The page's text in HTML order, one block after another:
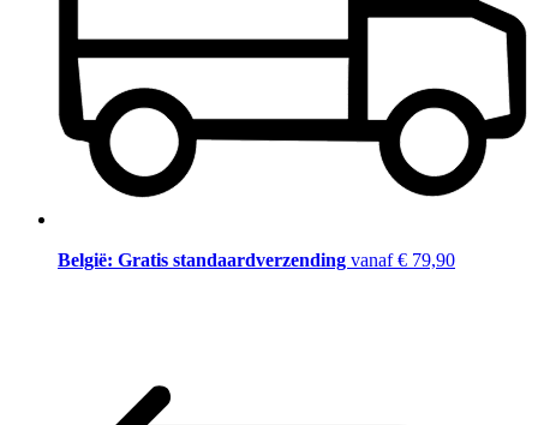
België: Gratis standaardverzending vanaf € 79,90